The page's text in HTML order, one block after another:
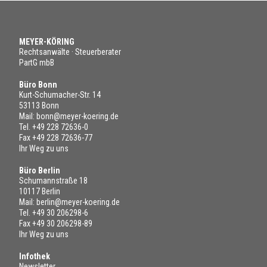
MEYER-KÖRING
Rechtsanwälte · Steuerberater
PartG mbB
Büro Bonn
Kurt-Schumacher-Str. 14
53113 Bonn
Mail: bonn@meyer-koering.de
Tel. +49 228 72636-0
Fax +49 228 72636-77
Ihr Weg zu uns
Büro Berlin
Schumannstraße 18
10117 Berlin
Mail: berlin@meyer-koering.de
Tel. +49 30 206298-6
Fax +49 30 206298-89
Ihr Weg zu uns
Infothek